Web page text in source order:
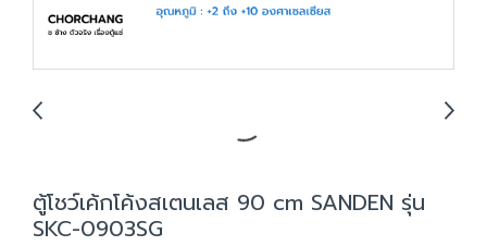
ตู้โชว์เค้กโค้งสเตนเลส 90 cm SANDEN รุ่น
SKC-0903SG